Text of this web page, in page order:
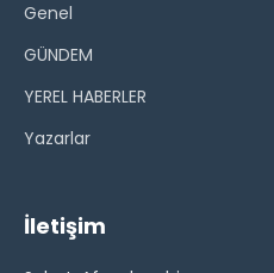
Genel
GÜNDEM
YEREL HABERLER
Yazarlar
İletişim